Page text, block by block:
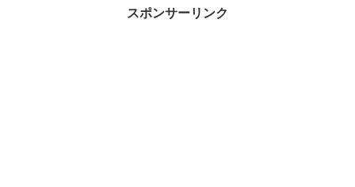
スポンサーリンク